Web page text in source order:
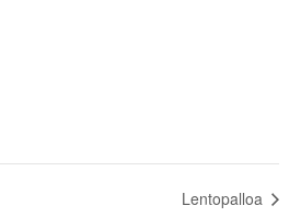
Lentopalloa